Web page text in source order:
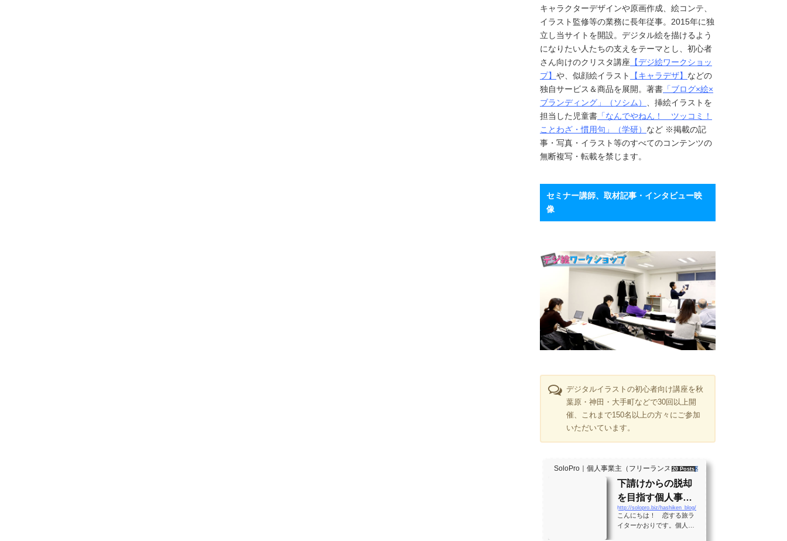
キャラクターデザインや原画作成、絵コンテ、
イラスト監修等の業務に長年従事。2015年に独
立し当サイトを開設。デジタル絵を描けるよう
になりたい人たちの支えをテーマとし、初心者
さん向けのクリスタ講座 【デジ絵ワークショッ
プ】 や、似顔絵イラスト 【キャラデザ】 などの
独自サービス＆商品を展開。著書 「ブログ×絵×
ブランディング」（ソシム）
、挿絵イラストを
担当した児童書 「なんでやねん！ ツッコミ！
ことわざ・慣用句」（学研） など ※掲載の記
事・写真・イラスト等のすべてのコンテンツの
無断複写・転載を禁じます。
セミナー講師、取材記事・インタビュー映
像
デジタルイラストの初心者向け講座を秋
葉原・神田・大手町などで30回以上開
催、これまで150名以上の方々にご参加
いただいています。
SoloPro｜個人事業主（フリーランス）・起業家、"ソロ" で働く人のライ
20 Posts 261 Shares
下請けからの脱却
を目指す個人事業
主のバイブル！？
月間28万PVの実績
http://solopro.biz/hashiken_blog/
こんにちは！ 恋する旅ラ
イターかおりです。個人事